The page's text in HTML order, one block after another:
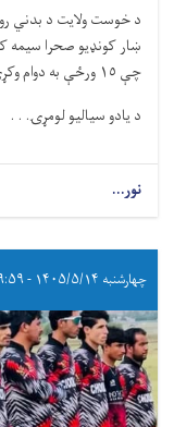
د خوست ولایت د بدني
چې ١٥ ورځې به دوام وکړي.
د یادو سیالیو لومړۍ. . .
نور...
چهارشنبه ۱۴۰۵/۵/۱۴ - ۹:۵۹